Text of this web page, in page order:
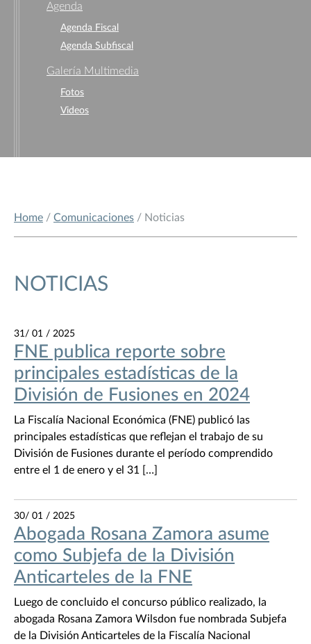
Agenda
Agenda Fiscal
Agenda Subfiscal
Galería Multimedia
Fotos
Videos
Home / Comunicaciones / Noticias
NOTICIAS
31/ 01 / 2025
FNE publica reporte sobre
principales estadísticas de la
División de Fusiones en 2024
La Fiscalía Nacional Económica (FNE) publicó las
principales estadísticas que reflejan el trabajo de su
División de Fusiones durante el período comprendido
entre el 1 de enero y el 31 […]
30/ 01 / 2025
Abogada Rosana Zamora asume
como Subjefa de la División
Anticarteles de la FNE
Luego de concluido el concurso público realizado, la
abogada Rosana Zamora Wilsdon fue nombrada Subjefa
de la División Anticarteles de la Fiscalía Nacional